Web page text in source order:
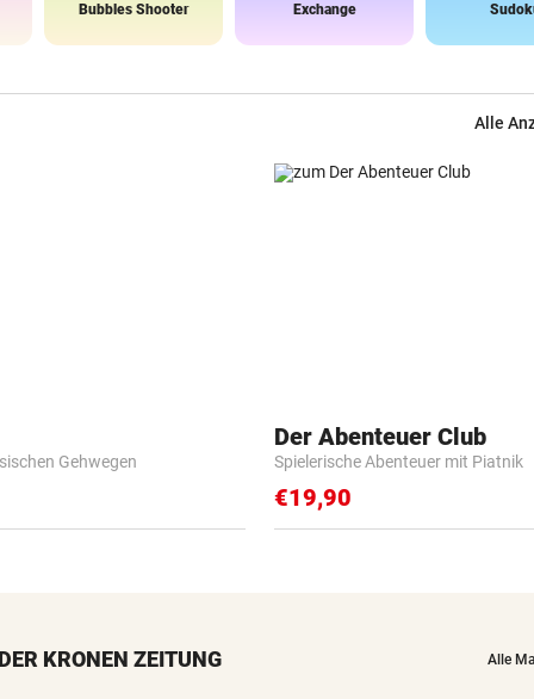
Bubbles Shooter Exchange
Alle
Gehwegen
Der Abenteuer Club
Spielerische Abenteuer mit Piatnik
€19,90
KRONEN ZEITUNG Alle